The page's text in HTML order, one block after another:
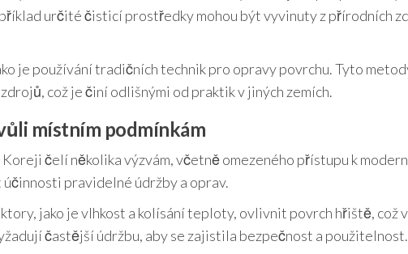
určité čisticí prostředky mohou být vyvinuty z přírodních
je používání tradičních technik pro opravy povrchu. Tyto
což je činí odlišnými od praktik v jiných zemích.
místním podmínkám
čelí několika výzvám, včetně omezeného přístupu k
pravidelné údržby a oprav.
jako je vlhkost a kolísání teploty, ovlivnit povrch hřiště, což
častější údržbu, aby se zajistila bezpečnost a použitelnost.